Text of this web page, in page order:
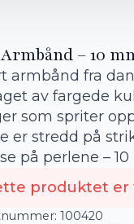
– 10
armbånd fra
av fargede
som spriter
er stredd på
på perlene –
produktet er
100420